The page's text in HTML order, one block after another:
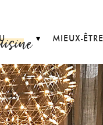
MIEUX-ÊTRE